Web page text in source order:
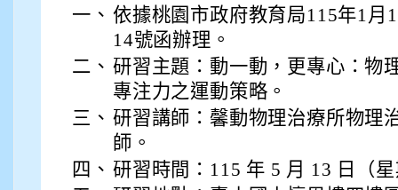
一、 依據桃園市政府教育局115年1月
14號函辦理。
二、 研習主題：動一動，更專心：物
專注力之運動策略。
三、 研習講師：馨動物理治療所物理
師。
四、 研習時間：115 年 5 月 13 日（